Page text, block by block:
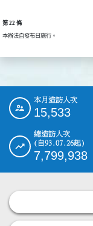
第 22 條
本辦法自發布日施行。
::: 本月造訪人次
15,533
總造訪人次
(自93.07.26起)
7,799,938